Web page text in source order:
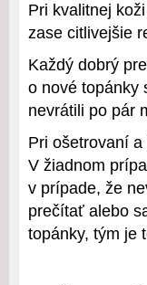
Pri kvalitnej
zase citlivejšie
Každý dobrý
o nové topánky
nevrátili po pár
Pri ošetrovaní
V žiadnom
v prípade, že
prečítať alebo
topánky, tým je